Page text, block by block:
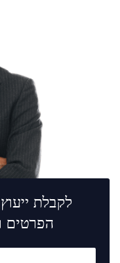
לקבלת
הפרטים